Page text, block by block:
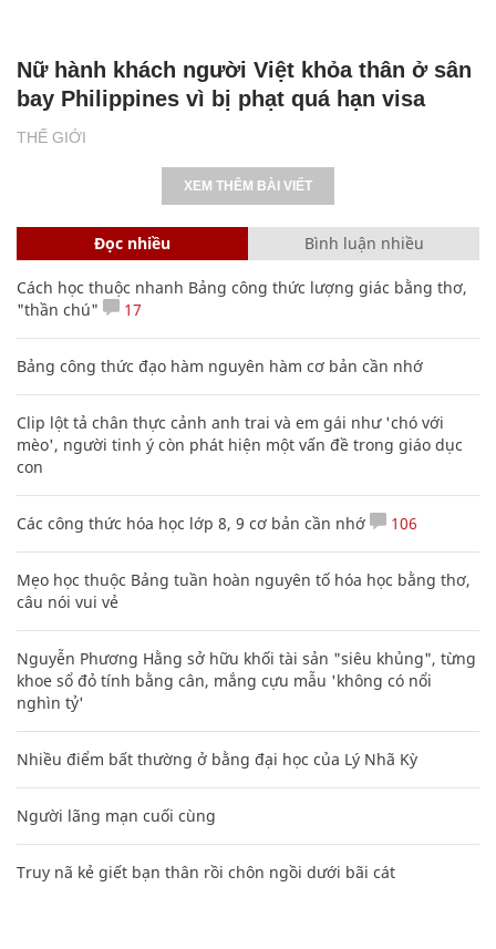
THẾ GIỚI
Nữ hành khách người Việt khỏa thân ở sân
bay Philippines vì bị phạt quá hạn visa
XEM THÊM BÀI VIẾT
Đọc nhiều Bình luận nhiều
Cách học thuộc nhanh Bảng công thức lượng giác bằng thơ,
"thần chú"
17
Bảng công thức đạo hàm nguyên hàm cơ bản cần nhớ
Clip lột tả chân thực cảnh anh trai và em gái như 'chó với
mèo', người tinh ý còn phát hiện một vấn đề trong giáo dục
con
Các công thức hóa học lớp 8, 9 cơ bản cần nhớ 106
Mẹo học thuộc Bảng tuần hoàn nguyên tố hóa học bằng thơ,
câu nói vui vẻ
Nguyễn Phương Hằng sở hữu khối tài sản "siêu khủng", từng
khoe sổ đỏ tính bằng cân, mắng cựu mẫu 'không có nổi
nghìn tỷ'
Nhiều điểm bất thường ở bằng đại học của Lý Nhã Kỳ
Người lãng mạn cuối cùng
Truy nã kẻ giết bạn thân rồi chôn ngồi dưới bãi cát